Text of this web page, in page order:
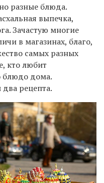
разные блюда.
выпечка,
Зачастую многие
в магазинах, благо,
самых разных
кто любит
блюдо дома.
рецепта.